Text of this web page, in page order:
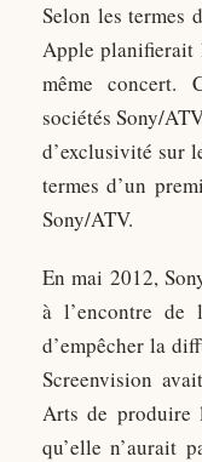
Selon les termes
Apple planifierait
même concert.
sociétés Sony/
d’exclusivité sur
termes d’un
Sony/ATV.
En mai 2012,
à l’encontre
d’empêcher la
Screenvision
Arts de produire
qu’elle n’aurait